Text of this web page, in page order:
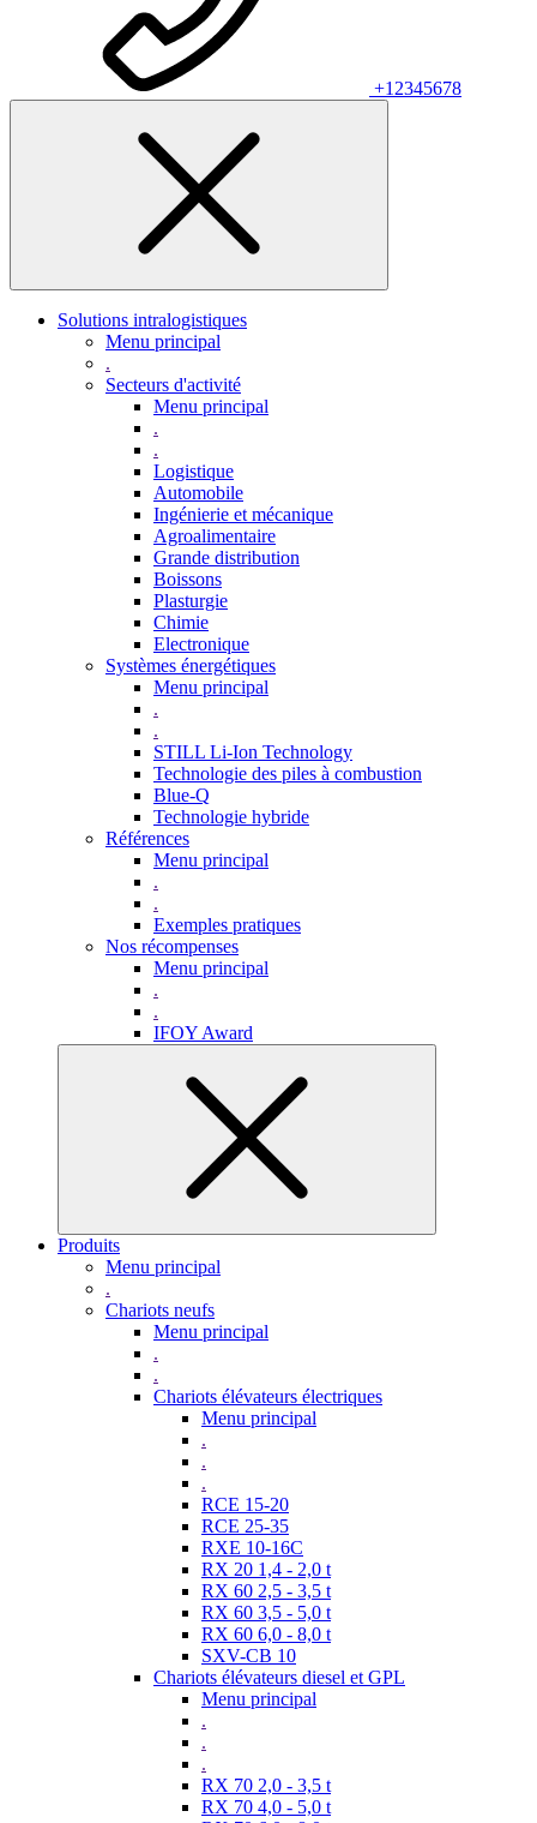
+12345678
Solutions intralogistiques
Menu principal
.
Secteurs d'activité
Menu principal
.
.
Logistique
Automobile
Ingénierie et mécanique
Agroalimentaire
Grande distribution
Boissons
Plasturgie
Chimie
Electronique
Systèmes énergétiques
Menu principal
.
.
STILL Li-Ion Technology
Technologie des piles à combustion
Blue-Q
Technologie hybride
Références
Menu principal
.
.
Exemples pratiques
Nos récompenses
Menu principal
.
.
IFOY Award
Produits
Menu principal
.
Chariots neufs
Menu principal
.
.
Chariots élévateurs électriques
Menu principal
.
.
.
RCE 15-20
RCE 25-35
RXE 10-16C
RX 20 1,4 - 2,0 t
RX 60 2,5 - 3,5 t
RX 60 3,5 - 5,0 t
RX 60 6,0 - 8,0 t
SXV-CB 10
Chariots élévateurs diesel et GPL
Menu principal
.
.
.
RX 70 2,0 - 3,5 t
RX 70 4,0 - 5,0 t